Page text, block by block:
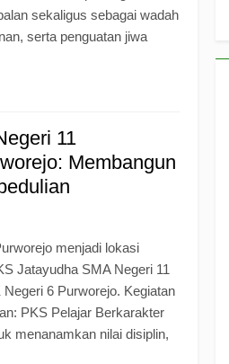
sekaligus sebagai wadah
serta penguatan jiwa
11
Membangun
menjadi lokasi
Jatayudha SMA Negeri 11
6 Purworejo. Kegiatan
PKS Pelajar Berkarakter
menanamkan nilai disiplin,